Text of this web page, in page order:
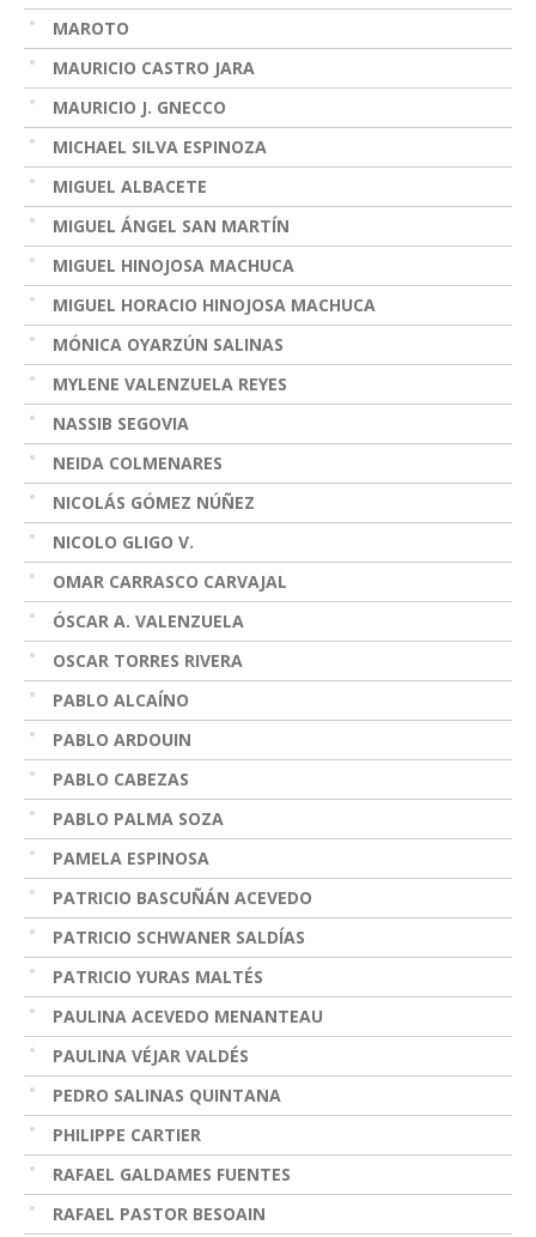
MAROTO
MAURICIO CASTRO JARA
MAURICIO J. GNECCO
MICHAEL SILVA ESPINOZA
MIGUEL ALBACETE
MIGUEL ÁNGEL SAN MARTÍN
MIGUEL HINOJOSA MACHUCA
MIGUEL HORACIO HINOJOSA MACHUCA
MÓNICA OYARZÚN SALINAS
MYLENE VALENZUELA REYES
NASSIB SEGOVIA
NEIDA COLMENARES
NICOLÁS GÓMEZ NÚÑEZ
NICOLO GLIGO V.
OMAR CARRASCO CARVAJAL
ÓSCAR A. VALENZUELA
OSCAR TORRES RIVERA
PABLO ALCAÍNO
PABLO ARDOUIN
PABLO CABEZAS
PABLO PALMA SOZA
PAMELA ESPINOSA
PATRICIO BASCUÑÁN ACEVEDO
PATRICIO SCHWANER SALDÍAS
PATRICIO YURAS MALTÉS
PAULINA ACEVEDO MENANTEAU
PAULINA VÉJAR VALDÉS
PEDRO SALINAS QUINTANA
PHILIPPE CARTIER
RAFAEL GALDAMES FUENTES
RAFAEL PASTOR BESOAIN